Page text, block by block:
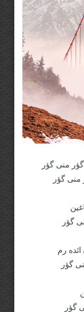
منی گؤر
منی گؤر
گؤر
رم
گؤر
گؤر